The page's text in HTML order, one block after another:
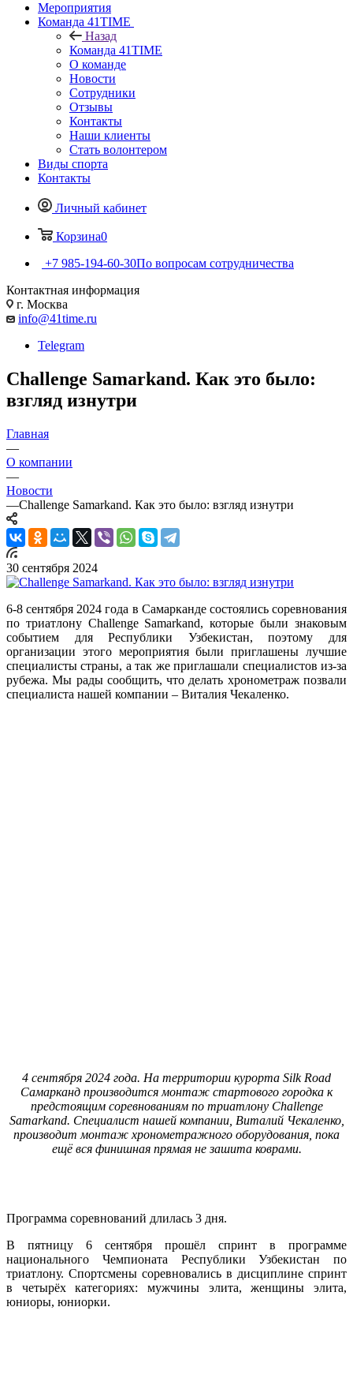
Мероприятия
Команда 41TIME
Назад
Команда 41TIME
О команде
Новости
Сотрудники
Отзывы
Контакты
Наши клиенты
Стать волонтером
Виды спорта
Контакты
Личный кабинет
Корзина0
+7 985-194-60-30По вопросам сотрудничества
Контактная информация
г. Москва
info@41time.ru
Telegram
Challenge Samarkand. Как это было:
взгляд изнутри
Главная
—
О компании
—
Новости
—Challenge Samarkand. Как это было: взгляд изнутри
30 сентября 2024
6-8 сентября 2024 года в Самарканде состоялись соревнования
по триатлону Challenge Samarkand, которые были знаковым
событием для Республики Узбекистан, поэтому для
организации этого мероприятия были приглашены лучшие
специалисты страны, а так же приглашали специалистов из-за
рубежа. Мы рады сообщить, что делать хронометраж позвали
специалиста нашей компании – Виталия Чекаленко.
4 сентября 2024 года. На территории курорта Silk Road
Самарканд производится монтаж стартового городка к
предстоящим соревнованиям по триатлону Challenge
Samarkand. Специалист нашей компании, Виталий Чекаленко,
производит монтаж хронометражного оборудования, пока
ещё вся финишная прямая не зашита коврами.
Программа соревнований длилась 3 дня.
В пятницу 6 сентября прошёл спринт в программе
национального Чемпионата Республики Узбекистан по
триатлону. Спортсмены соревновались в дисциплине спринт
в четырёх категориях: мужчины элита, женщины элита,
юниоры, юниорки.